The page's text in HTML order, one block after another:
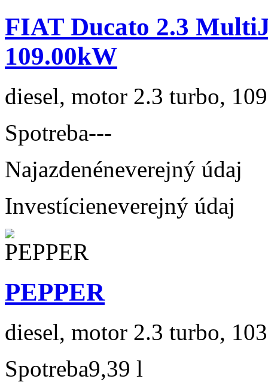
FIAT Ducato 2.3
109.00kW
diesel, motor 2.3 turbo,
Spotreba---
Najazdenéneverejný údaj
Investícieneverejný údaj
PEPPER
diesel, motor 2.3 turbo,
Spotreba9,39 l